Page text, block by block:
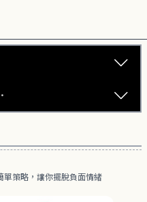
圖鑑書展
策略，讓你擺脫負面情緒